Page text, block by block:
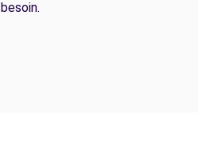
besoin.